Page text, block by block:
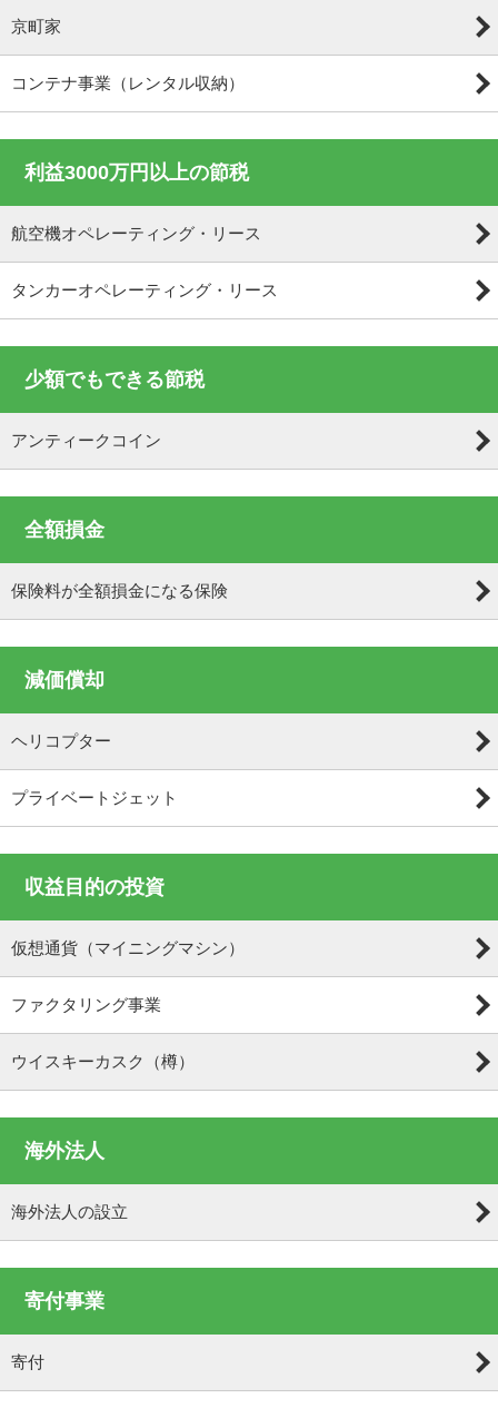
京町家
コンテナ事業（レンタル収納）
利益3000万円以上の節税
航空機オペレーティング・リース
タンカーオペレーティング・リース
少額でもできる節税
アンティークコイン
全額損金
保険料が全額損金になる保険
減価償却
ヘリコプター
プライベートジェット
収益目的の投資
仮想通貨（マイニングマシン）
ファクタリング事業
ウイスキーカスク（樽）
海外法人
海外法人の設立
寄付事業
寄付